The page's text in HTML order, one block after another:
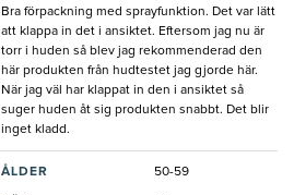
Bra förpackning med sprayfunktion. Det var lätt
att klappa in det i ansiktet. Eftersom jag nu är
torr i huden så blev jag rekommenderad den
här produkten från hudtestet jag gjorde här.
När jag väl har klappat in den i ansiktet så
suger huden åt sig produkten snabbt. Det blir
inget kladd.
ÅLDER 50-59